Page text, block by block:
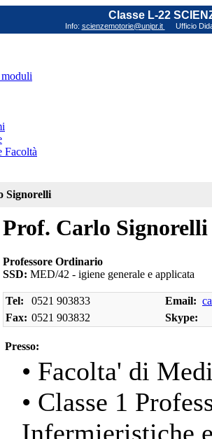
Classe L-22
Info: scienzemotorie@unipr.it Ufficio
Facoltà
Signorelli
Prof. Carlo Signorelli
Professore Ordinario
SSD: MED/42 - igiene generale e applicata
Tel: 0521 903833 Email:
Fax: 0521 903832 Skype:
Presso:
• Facolta' di
• Classe 1
Infermieristiche